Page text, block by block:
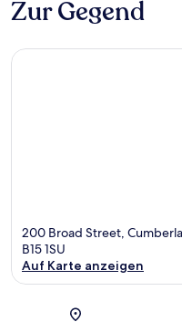
Zur Gegend
200 Broad Street,
B15 1SU
Auf Karte anzeigen